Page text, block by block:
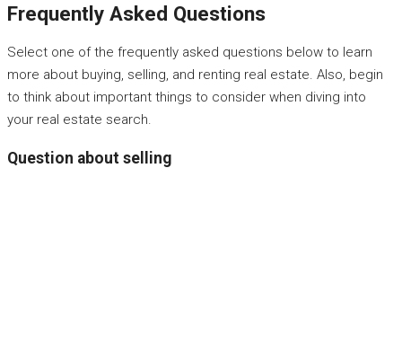
Frequently Asked Questions
Select one of the frequently asked questions below to learn
more about buying, selling, and renting real estate. Also, begin
to think about important things to consider when diving into
your real estate search.
Question about selling